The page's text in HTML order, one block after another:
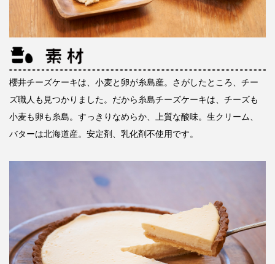
櫻井チーズケーキは、小麦と卵が糸島産。さがしたところ、チー
ズ職人も見つかりました。だから糸島チーズケーキは、チーズも
小麦も卵も糸島。すっきりなめらか、上質な酸味。生クリーム、
バターは北海道産。安定剤、乳化剤不使用です。